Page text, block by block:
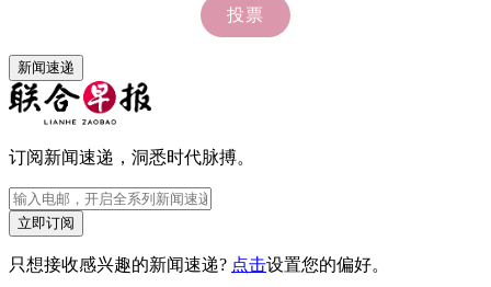
新闻速递
订阅新闻速递，洞悉时代脉搏。
立即订阅
只想接收感兴趣的新闻速递? 点击设置您的偏好。